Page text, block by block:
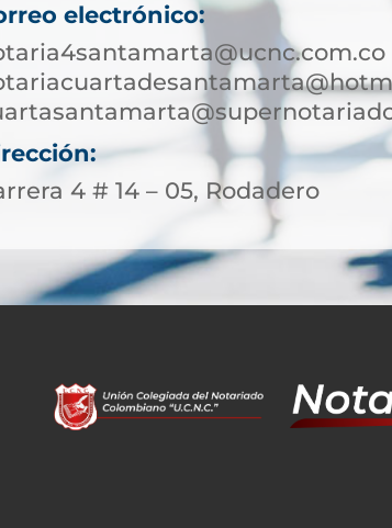
electrónico:
4 # 14 – 05, Rodadero